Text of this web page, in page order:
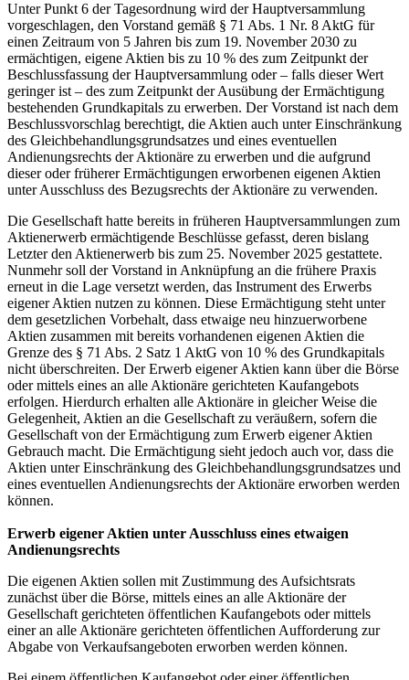
Unter Punkt 6 der Tagesordnung wird der Hauptversammlung
vorgeschlagen, den Vorstand gemäß § 71 Abs. 1 Nr. 8 AktG für
einen Zeitraum von 5 Jahren bis zum 19. November 2030 zu
ermächtigen, eigene Aktien bis zu 10 % des zum Zeitpunkt der
Beschlussfassung der Hauptversammlung oder – falls dieser Wert
geringer ist – des zum Zeitpunkt der Ausübung der Ermächtigung
bestehenden Grundkapitals zu erwerben. Der Vorstand ist nach dem
Beschlussvorschlag berechtigt, die Aktien auch unter Einschränkung
des Gleichbehandlungsgrundsatzes und eines eventuellen
Andienungsrechts der Aktionäre zu erwerben und die aufgrund
dieser oder früherer Ermächtigungen erworbenen eigenen Aktien
unter Ausschluss des Bezugsrechts der Aktionäre zu verwenden.
Die Gesellschaft hatte bereits in früheren Hauptversammlungen zum
Aktienerwerb ermächtigende Beschlüsse gefasst, deren bislang
Letzter den Aktienerwerb bis zum 25. November 2025 gestattete.
Nunmehr soll der Vorstand in Anknüpfung an die frühere Praxis
erneut in die Lage versetzt werden, das Instrument des Erwerbs
eigener Aktien nutzen zu können. Diese Ermächtigung steht unter
dem gesetzlichen Vorbehalt, dass etwaige neu hinzuerworbene
Aktien zusammen mit bereits vorhandenen eigenen Aktien die
Grenze des § 71 Abs. 2 Satz 1 AktG von 10 % des Grundkapitals
nicht überschreiten. Der Erwerb eigener Aktien kann über die Börse
oder mittels eines an alle Aktionäre gerichteten Kaufangebots
erfolgen. Hierdurch erhalten alle Aktionäre in gleicher Weise die
Gelegenheit, Aktien an die Gesellschaft zu veräußern, sofern die
Gesellschaft von der Ermächtigung zum Erwerb eigener Aktien
Gebrauch macht. Die Ermächtigung sieht jedoch auch vor, dass die
Aktien unter Einschränkung des Gleichbehandlungsgrundsatzes und
eines eventuellen Andienungsrechts der Aktionäre erworben werden
können.
Erwerb eigener Aktien unter Ausschluss eines etwaigen
Andienungsrechts
Die eigenen Aktien sollen mit Zustimmung des Aufsichtsrats
zunächst über die Börse, mittels eines an alle Aktionäre der
Gesellschaft gerichteten öffentlichen Kaufangebots oder mittels
einer an alle Aktionäre gerichteten öffentlichen Aufforderung zur
Abgabe von Verkaufsangeboten erworben werden können.